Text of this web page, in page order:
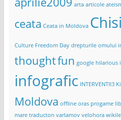
arta articole
ceata Ceata in Moldova
Culture Freedom Day drepturile omului
thoughtfun google hilarious
infografic INTERVENTII3
Moldova offline oras progame
mare traducton varlamov velohora